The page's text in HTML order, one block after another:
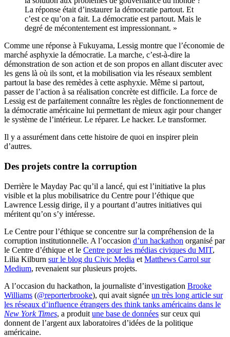
La réponse était d’instaurer la démocratie partout. Et
c’est ce qu’on a fait. La démocratie est partout. Mais le
degré de mécontentement est impressionnant. »
Comme une réponse à Fukuyama, Lessig montre que l’économie de
marché asphyxie la démocratie. La marche, c’est-à-dire la
démonstration de son action et de son propos en allant discuter avec
les gens là où ils sont, et la mobilisation via les réseaux semblent
partout la base des remèdes à cette asphyxie. Même si partout,
passer de l’action à sa réalisation concrète est difficile. La force de
Lessig est de parfaitement connaître les règles de fonctionnement de
la démocratie américaine lui permettant de mieux agir pour changer
le système de l’intérieur. Le réparer. Le hacker. Le transformer.
Il y a assurément dans cette histoire de quoi en inspirer plein
d’autres.
Des projets contre la corruption
Derrière le Mayday Pac qu’il a lancé, qui est l’initiative la plus
visible et la plus mobilisatrice du Centre pour l’éthique que
Lawrence Lessig dirige, il y a pourtant d’autres initiatives qui
méritent qu’on s’y intéresse.
Le Centre pour l’éthique se concentre sur la compréhension de la
corruption institutionnelle. A l’occasion d’un hackathon organisé par
le Centre d’éthique et le Centre pour les médias civiques du MIT,
Lilia Kilburn sur le blog du Civic Media et Matthews Carrol sur
Medium, revenaient sur plusieurs projets.
A l’occasion du hackathon, la journaliste d’investigation Brooke
Williams (@reporterbrooke), qui avait signée un très long article sur
les réseaux d’influence étrangers des think tanks américains dans le
New York Times, a produit une base de données sur ceux qui
donnent de l’argent aux laboratoires d’idées de la politique
américaine.